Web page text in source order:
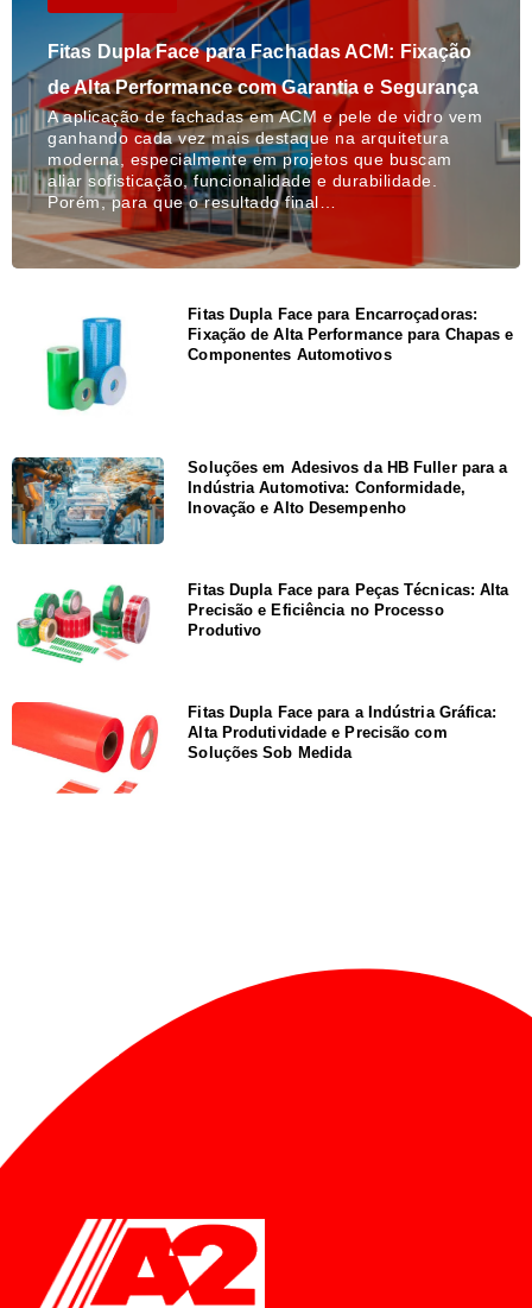
Fitas Dupla Face para Fachadas ACM: Fixação
de Alta Performance com Garantia e Segurança
A aplicação de fachadas em ACM e pele de vidro vem
ganhando cada vez mais destaque na arquitetura
moderna, especialmente em projetos que buscam
aliar sofisticação, funcionalidade e durabilidade.
Porém, para que o resultado final…
Fitas Dupla Face para Encarroçadoras:
Fixação de Alta Performance para Chapas e
Componentes Automotivos
Soluções em Adesivos da HB Fuller para a
Indústria Automotiva: Conformidade,
Inovação e Alto Desempenho
Fitas Dupla Face para Peças Técnicas: Alta
Precisão e Eficiência no Processo
Produtivo
Fitas Dupla Face para a Indústria Gráfica:
Alta Produtividade e Precisão com
Soluções Sob Medida